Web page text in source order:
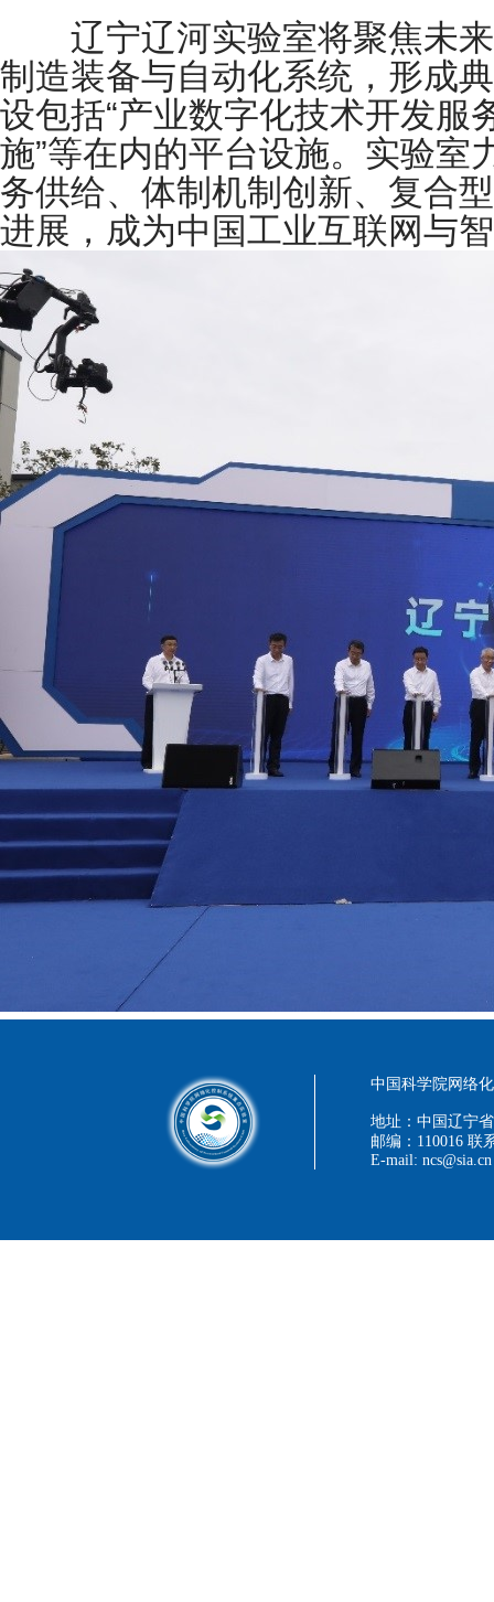
辽宁辽河实验室将聚焦未
制造装备与自动化系统，形成
设包括“产业数字化技术开发服
施”等在内的平台设施。实验室
务供给、体制机制创新、复合
进展，成为中国工业互联网与
中国科学院网络
地址：中国辽宁
邮编：110016 联
E-mail: ncs@sia.cn